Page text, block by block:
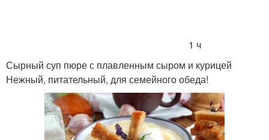
1 ч
Сырный суп пюре с плавленным сыром и курицей
Нежный, питательный, для семейного обеда!